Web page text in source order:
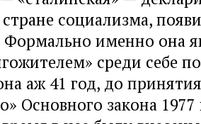
социализма,
Формально именно она
среди себе
аж 41 год, до принятия
Основного закона 1977